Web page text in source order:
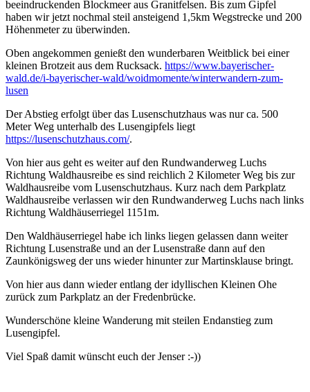
beeindruckenden Blockmeer aus Granitfelsen. Bis zum Gipfel
haben wir jetzt nochmal steil ansteigend 1,5km Wegstrecke und 200
Höhenmeter zu überwinden.
Oben angekommen genießt den wunderbaren Weitblick bei einer
kleinen Brotzeit aus dem Rucksack. https://www.bayerischer-
wald.de/i-bayerischer-wald/woidmomente/winterwandern-zum-
lusen
Der Abstieg erfolgt über das Lusenschutzhaus was nur ca. 500
Meter Weg unterhalb des Lusengipfels liegt
https://lusenschutzhaus.com/.
Von hier aus geht es weiter auf den Rundwanderweg Luchs
Richtung Waldhausreibe es sind reichlich 2 Kilometer Weg bis zur
Waldhausreibe vom Lusenschutzhaus. Kurz nach dem Parkplatz
Waldhausreibe verlassen wir den Rundwanderweg Luchs nach links
Richtung Waldhäuserriegel 1151m.
Den Waldhäuserriegel habe ich links liegen gelassen dann weiter
Richtung Lusenstraße und an der Lusenstraße dann auf den
Zaunkönigsweg der uns wieder hinunter zur Martinsklause bringt.
Von hier aus dann wieder entlang der idyllischen Kleinen Ohe
zurück zum Parkplatz an der Fredenbrücke.
Wunderschöne kleine Wanderung mit steilen Endanstieg zum
Lusengipfel.
Viel Spaß damit wünscht euch der Jenser :-))